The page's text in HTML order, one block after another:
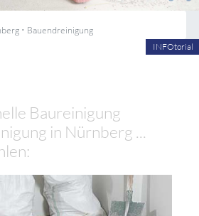
• Bauendreinigung
INFOtorial
Baureinigung
in Nürnberg ...